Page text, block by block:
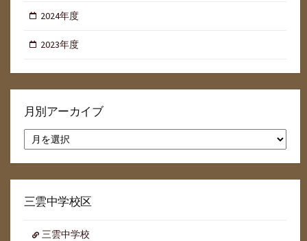
2024年度
2023年度
月別アーカイブ
別
ア
イ
三雲中学校区
三雲中学校